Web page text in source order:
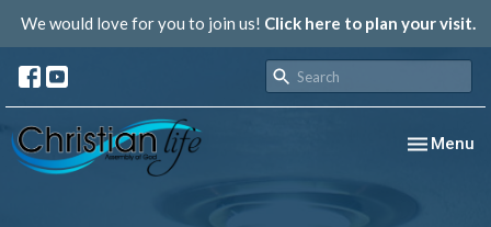
We would love for you to join us! Click here to plan your visit.
Toggle
Menu